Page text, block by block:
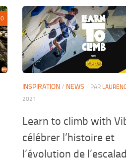
0
INSPIRATION/ NEWS · PAR
2021
Learn to climb with
célébrer l’histoire et
l’évolution de